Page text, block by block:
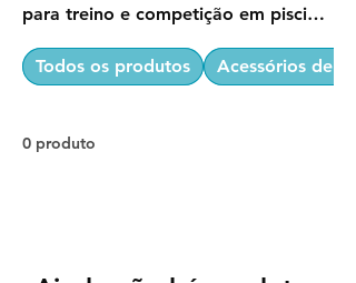
para treino e competição em piscina
coleção Swim4fun.
Todos os produtos Acessórios de
0 produto